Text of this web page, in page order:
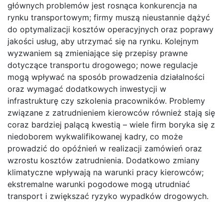
głównych problemów jest rosnąca konkurencja na
rynku transportowym; firmy muszą nieustannie dążyć
do optymalizacji kosztów operacyjnych oraz poprawy
jakości usług, aby utrzymać się na rynku. Kolejnym
wyzwaniem są zmieniające się przepisy prawne
dotyczące transportu drogowego; nowe regulacje
mogą wpływać na sposób prowadzenia działalności
oraz wymagać dodatkowych inwestycji w
infrastrukturę czy szkolenia pracowników. Problemy
związane z zatrudnieniem kierowców również stają się
coraz bardziej palącą kwestią – wiele firm boryka się z
niedoborem wykwalifikowanej kadry, co może
prowadzić do opóźnień w realizacji zamówień oraz
wzrostu kosztów zatrudnienia. Dodatkowo zmiany
klimatyczne wpływają na warunki pracy kierowców;
ekstremalne warunki pogodowe mogą utrudniać
transport i zwiększać ryzyko wypadków drogowych.